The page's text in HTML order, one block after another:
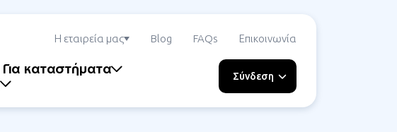
Η εταιρεία μας Blog FAQs Επικοινωνία
Για καταστήματα
Σύνδεση